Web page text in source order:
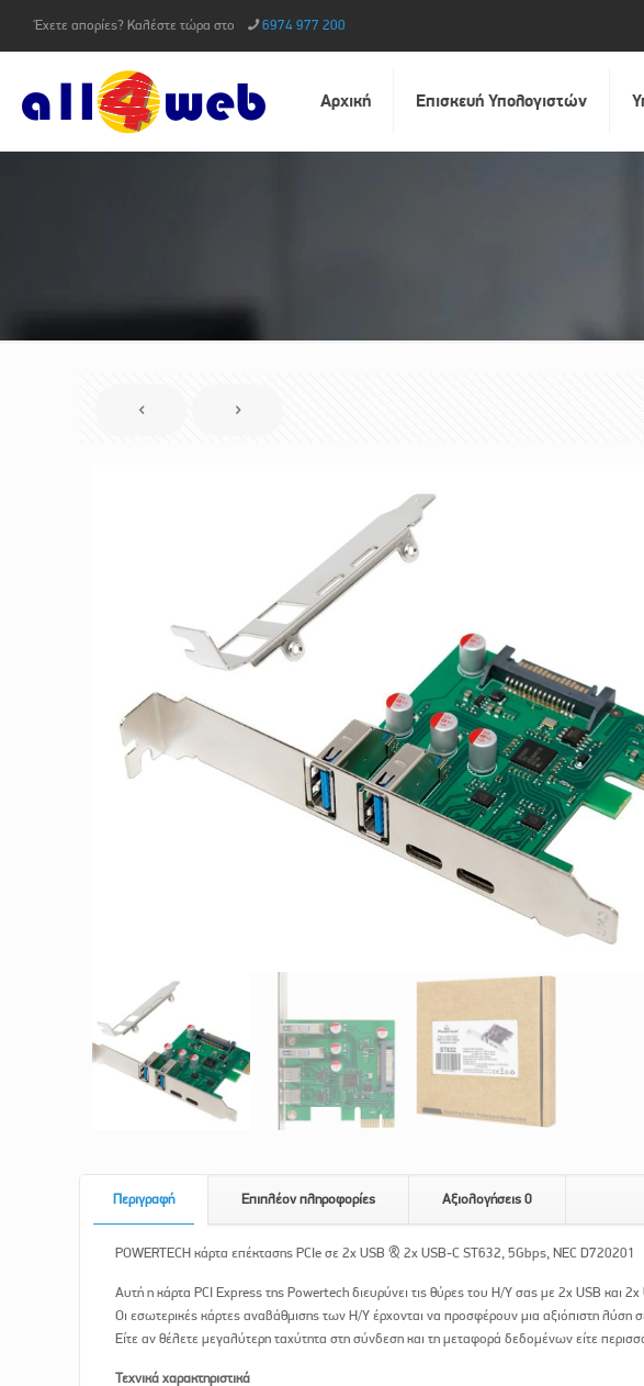
Έχετε απορίες? Καλέστε τώρα στο 6974 977 200
Αρχική Επισκευή Υπολογιστών
Περιγραφή Επιπλέον πληροφορίες Αξιολογήσεις 0
POWERTECH κάρτα επέκτασης PCIe σε 2x USB & 2x USB-C ST632, 5Gbps, NEC D720201
Αυτή η κάρτα PCI Express της Powertech διευρύνει τις θύρες του Η/Υ σας με 2x USB και 2x
Οι εσωτερικές κάρτες αναβάθμισης των Η/Υ έρχονται να προσφέρουν μια αξιόπιστη
Είτε αν θέλετε μεγαλύτερη ταχύτητα στη σύνδεση και τη μεταφορά δεδομένων είτε
Τεχνικά χαρακτηριστικά